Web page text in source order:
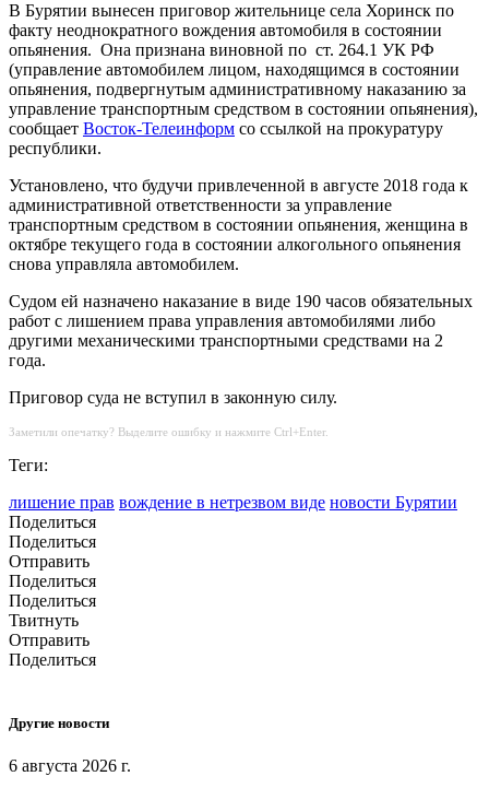
В Бурятии вынесен приговор жительнице села Хоринск по
факту неоднократного вождения автомобиля в состоянии
опьянения. Она признана виновной по ст. 264.1 УК РФ
(управление автомобилем лицом, находящимся в состоянии
опьянения, подвергнутым административному наказанию за
управление транспортным средством в состоянии опьянения),
сообщает Восток-Телеинформ со ссылкой на прокуратуру
республики.
Установлено, что будучи привлеченной в августе 2018 года к
административной ответственности за управление
транспортным средством в состоянии опьянения, женщина в
октябре текущего года в состоянии алкогольного опьянения
снова управляла автомобилем.
Судом ей назначено наказание в виде 190 часов обязательных
работ с лишением права управления автомобилями либо
другими механическими транспортными средствами на 2
года.
Приговор суда не вступил в законную силу.
Заметили опечатку? Выделите ошибку и нажмите Ctrl+Enter.
Теги:
лишение прав вождение в нетрезвом виде новости Бурятии
Поделиться
Поделиться
Отправить
Поделиться
Поделиться
Твитнуть
Отправить
Поделиться
Другие новости
6 августа 2026 г.